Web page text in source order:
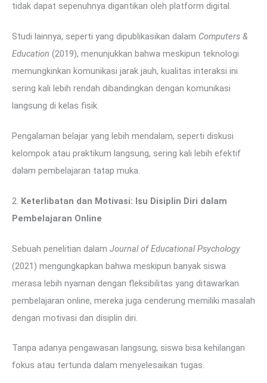
tidak dapat sepenuhnya digantikan oleh platform digital.
Studi lainnya, seperti yang dipublikasikan dalam Computers &
Education (2019), menunjukkan bahwa meskipun teknologi
memungkinkan komunikasi jarak jauh, kualitas interaksi ini
sering kali lebih rendah dibandingkan dengan komunikasi
langsung di kelas fisik.
Pengalaman belajar yang lebih mendalam, seperti diskusi
kelompok atau praktikum langsung, sering kali lebih efektif
dalam pembelajaran tatap muka.
2. Keterlibatan dan Motivasi: Isu Disiplin Diri dalam
Pembelajaran Online
Sebuah penelitian dalam Journal of Educational Psychology
(2021) mengungkapkan bahwa meskipun banyak siswa
merasa lebih nyaman dengan fleksibilitas yang ditawarkan
pembelajaran online, mereka juga cenderung memiliki masalah
dengan motivasi dan disiplin diri.
Tanpa adanya pengawasan langsung, siswa bisa kehilangan
fokus atau tertunda dalam menyelesaikan tugas.